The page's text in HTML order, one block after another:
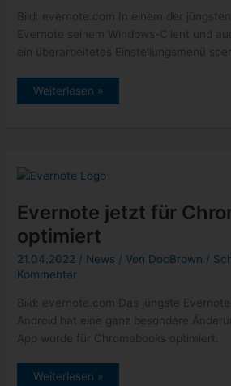
Bild: evernote.com In einem der jüngsten
Evernote seinem Windows-Client und
ein überarbeitetes Einstellungsmenü
Evernote:
Weiterlesen »
Evernote jetzt für
optimiert
21.04.2022 / News / Von DocBrown /
Kommentar
Bild: evernote.com Das jüngste
Android hat eine ganz besondere
App wurde für Chromebooks optimiert.
Evernote
Weiterlesen »